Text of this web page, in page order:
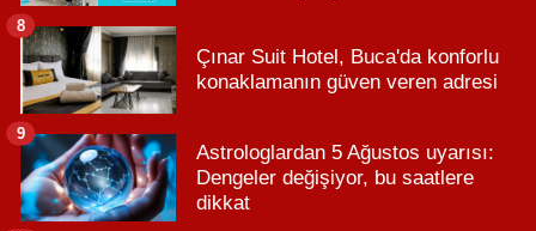
Çınar Suit Hotel, Buca'da konforlu
konaklamanın güven veren adresi
8
Astrologlardan 5 Ağustos uyarısı:
Dengeler değişiyor, bu saatlere
dikkat
9